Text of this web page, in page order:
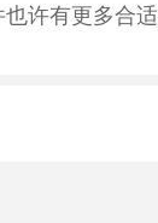
许有更多合